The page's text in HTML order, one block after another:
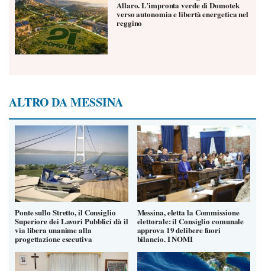
Allaro. L’impronta verde di Domotek
verso autonomia e libertà energetica nel
reggino
ALTRO DA MESSINA
Ponte sullo Stretto, il Consiglio
Superiore dei Lavori Pubblici dà il
via libera unanime alla
progettazione esecutiva
Messina, eletta la Commissione
elettorale: il Consiglio comunale
approva 19 delibere fuori
bilancio. I NOMI